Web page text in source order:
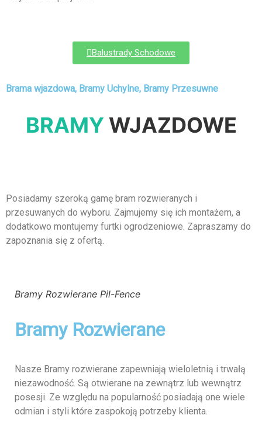
Balustrady Schodowe
Brama wjazdowa, Bramy Uchylne, Bramy Przesuwne
BRAMY WJAZDOWE
Posiadamy szeroką gamę bram rozwieranych i
przesuwanych do wyboru. Zajmujemy się ich montażem, a
dodatkowo montujemy furtki ogrodzeniowe. Zapraszamy do
zapoznania się z ofertą.
Bramy Rozwierane Pil-Fence
Bramy Rozwierane
Nasze Bramy rozwierane zapewniają wieloletnią i trwałą
niezawodność. Są otwierane na zewnątrz lub wewnątrz
posesji. Ze względu na popularność posiadają one wiele
odmian i styli które zaspokoją potrzeby klienta.